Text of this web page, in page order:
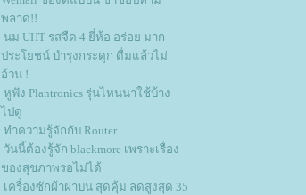
พลาด!!
นม UHT รสจืด 4 ยี่ห้อ อร่อย มาก
ประโยชน์ บำรุงกระดูก ดื่มแล้วไม่
อ้วน !
หูฟัง Plantronics รุ่นไหนน่าใช้บ้าง
ไปดู
ทำความรู้จักกับ Router
วันนี้ต้องรู้จัก blackmore เพราะเรื่อง
ของสุขภาพรอไม่ได้
เครื่องซักผ้าฝาบน สุดคุ้ม ลดสูงสุด 35